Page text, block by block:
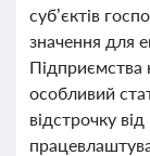
суб’єктів
значення для
Підприємства
особливий
відстрочку від